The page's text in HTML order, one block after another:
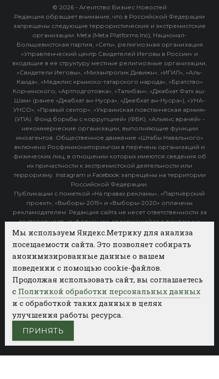
© 2026 - Агентство Бизнес Новостей
Редакция обращает внимание, что в Российской Федерации
запрещены следующие террористические и экстремистские
организации: Meta (Meta Platforms Inc), Национал-
Большевистская партия, «Сеть», религиозная организация
«Управленческий центр Свидетелей Иеговы в России» и
входящие в ее структуру местные религиозные организации,
«Свидетели Иеговы», «Мизантропик Дивижн», «ИГИЛ», «Аль-
Каида», «Меджлис крымско-татарского народа», «Братство»
Корчинского, «Артподготовка», «Талибан», «Джабхат Фатх аш-
Шам» (ранее «Джабхат ан-Нусра», «Джебхат ан-Нусра»), «УНА-
УНСО», «Правый сектор», «Украинская повстанческая армия»
(УПА). Фонд борьбы с коррупцией» (ФБК), «Альянс врачей» -
некоммерческие организации, выполняющие функции
иноагентов. Общественное движение «Штабы Навального»
включено Росфинмониторингом в перечень организаций и
физических лиц, в отношении которых имеются сведения об
их причастности к экстремистской деятельности или
терроризму. Instagram и Facebook запрещены на территории
Российской Федерации.
Публикации с пометкой «На правах рекламы», «Партнёрский
проект», «Выборы-2019» и «Выборы-2020» оплачены
рекламодателем. Редакция сайта не несет ответственности за
достоверность информации, содержащейся в рекламных
объявлениях.
ФОТОБАНК АГЕНТСТВА БИЗНЕС НОВОСТЕЙ
РЕГИОНЫ ПОЛИТИКА ОБЩЕСТВО
Мы используем Яндекс.Метрику для анализа
посещаемости сайта. Это позволяет собирать
анонимизированные данные о вашем
поведении с помощью cookie-файлов.
Продолжая использовать сайт, вы соглашаетесь
с Политикой обработки персональных данных
и с обработкой таких данных в целях
улучшения работы ресурса.
ПРИНЯТЬ